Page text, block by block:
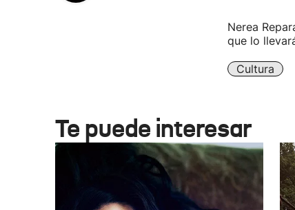
Nerea
que lo
Cultura
Te puede interesar